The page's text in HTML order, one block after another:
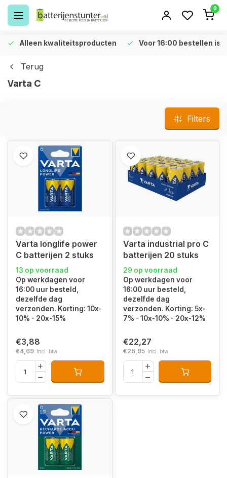
0
Alleen kwaliteitsproducten Voor 16:00 bestellen is
Terug
Varta C
Filters
Varta longlife power
C batterijen 2 stuks
13 op voorraad
Op werkdagen voor
16:00 uur besteld,
dezelfde dag
verzonden. Korting: 10x-
10% - 20x-15%
€3,88
€4,69 Incl. btw
Varta industrial pro C
batterijen 20 stuks
29 op voorraad
Op werkdagen voor
16:00 uur besteld,
dezelfde dag
verzonden. Korting: 5x-
7% - 10x-10% - 20x-12%
€22,27
€26,95 Incl. btw